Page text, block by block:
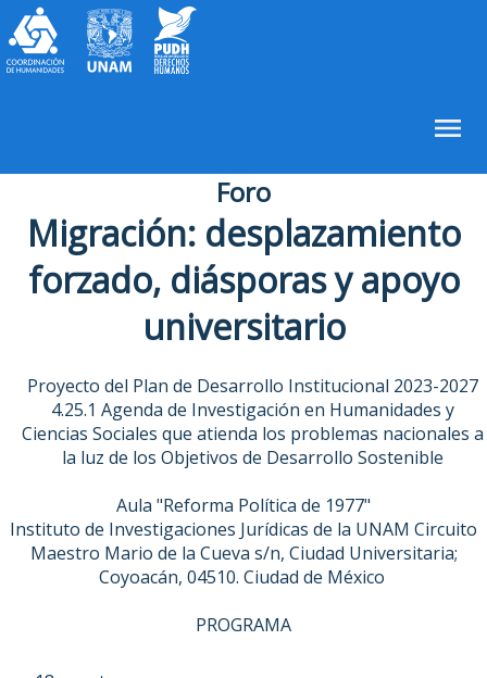
Foro
Migración: desplazamiento
forzado, diásporas y apoyo
universitario
Proyecto del Plan de Desarrollo Institucional 2023-2027
4.25.1 Agenda de Investigación en Humanidades y
Ciencias Sociales que atienda los problemas nacionales a
la luz de los Objetivos de Desarrollo Sostenible
Aula "Reforma Política de 1977"
Instituto de Investigaciones Jurídicas de la UNAM Circuito
Maestro Mario de la Cueva s/n, Ciudad Universitaria;
Coyoacán, 04510. Ciudad de México
PROGRAMA